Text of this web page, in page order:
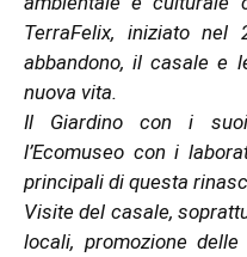
TerraFelix, iniziato nel
abbandono, il casale e
nuova vita.
Il Giardino con i
l’Ecomuseo con i
principali di questa
Visite del casale,
locali, promozione